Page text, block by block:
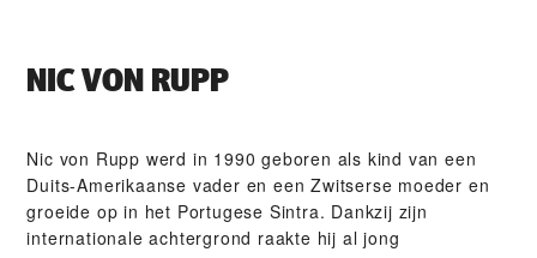
NIC VON RUPP
Nic von Rupp werd in 1990 geboren als kind van een
Duits-Amerikaanse vader en een Zwitserse moeder en
groeide op in het Portugese Sintra. Dankzij zijn
internationale achtergrond raakte hij al jong